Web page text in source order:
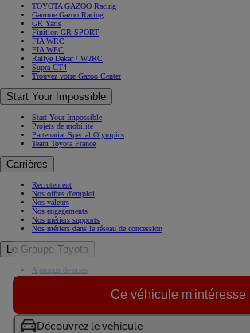
Ce véhicule m'intéresse
Découvrez le véhicule
TOYOTA GAZOO Racing
Gamme Gazoo Racing
GR Yaris
Finition GR SPORT
FIA WRC
FIA WEC
Rallye Dakar / W2RC
Supra GT4
Trouvez votre Gazoo Center
Start Your Impossible
Start Your Impossible
Projets de mobilité
Partenariat Special Olympics
Team Toyota France
Carrières
Recrutement
Nos offres d'emploi
Nos valeurs
Nos engagements
Nos métiers supports
Nos métiers dans le réseau de concession
Le Groupe Toyota
A propos de nous
Histoire
Toujours plus loin
KINTO, la solution de mobilité sans contrainte